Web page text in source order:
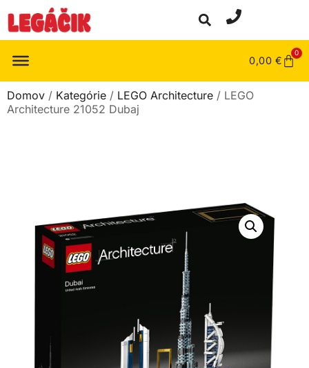
0,00 €
0
Domov / Kategórie / LEGO Architecture / LEGO
Architecture 21052 Dubaj